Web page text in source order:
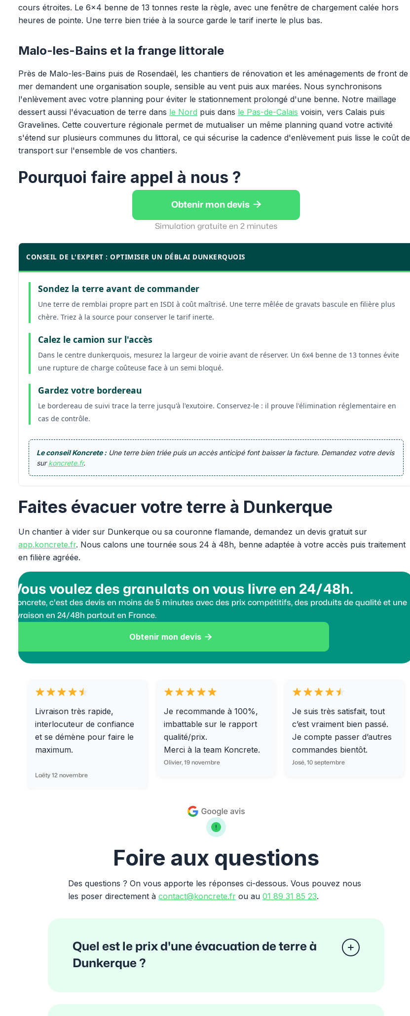
cours étroites. Le 6x4 benne de 13 tonnes reste la règle, avec une fenêtre de chargement calée hors
heures de pointe. Une terre bien triée à la source garde le tarif inerte le plus bas.
Malo-les-Bains et la frange littorale
Près de Malo-les-Bains puis de Rosendaël, les chantiers de rénovation et les aménagements de front de
mer demandent une organisation souple, sensible au vent puis aux marées. Nous synchronisons
l'enlèvement avec votre planning pour éviter le stationnement prolongé d'une benne. Notre maillage
dessert aussi l'évacuation de terre dans le Nord puis dans le Pas-de-Calais voisin, vers Calais puis
Gravelines. Cette couverture régionale permet de mutualiser un même planning quand votre activité
s'étend sur plusieurs communes du littoral, ce qui sécurise la cadence d'enlèvement puis lisse le coût de
transport sur l'ensemble de vos chantiers.
Pourquoi faire appel à nous ?
Obtenir mon devis 
Simulation gratuite en 2 minutes
CONSEIL DE L'EXPERT : OPTIMISER UN DÉBLAI DUNKERQUOIS
Sondez la terre avant de commander
Une terre de remblai propre part en ISDI à coût maîtrisé. Une terre mêlée de gravats bascule en filière plus
chère. Triez à la source pour conserver le tarif inerte.
Calez le camion sur l'accès
Dans le centre dunkerquois, mesurez la largeur de voirie avant de réserver. Un 6x4 benne de 13 tonnes évite
une rupture de charge coûteuse face à un semi bloqué.
Gardez votre bordereau
Le bordereau de suivi trace la terre jusqu'à l'exutoire. Conservez-le : il prouve l'élimination réglementaire en
cas de contrôle.
Le conseil Koncrete : Une terre bien triée puis un accès anticipé font baisser la facture. Demandez votre devis
surkoncrete.fr.
Faites évacuer votre terre à Dunkerque
Un chantier à vider sur Dunkerque ou sa couronne flamande, demandez un devis gratuit sur
app.koncrete.fr. Nous calons une tournée sous 24 à 48h, benne adaptée à votre accès puis traitement
en filière agréée.
Vous voulez des granulats on vous livre en 24/48h.
Koncrete, c'est des devis en moins de 5 minutes avec des prix compétitifs, des produits de qualité et une
livraison en 24/48h partout en France.
Obtenir mon devis 
Livraison très rapide,
interlocuteur de confiance
et se démène pour faire le
maximum.
Laëty 12 novembre
Je recommande à 100%,
imbattable sur le rapport
qualité/prix.
Merci à la team Koncrete.
Olivier, 19 novembre
Je suis très satisfait, tout
c’est vraiment bien passé.
Je compte passer d’autres
commandes bientôt.
José, 10 septembre
Foire aux questions
Des questions ? On vous apporte les réponses ci-dessous. Vous pouvez nous
les poser directement àcontact@koncrete.fr ou au01 89 31 85 23.
Quel est le prix d'une évacuation de terre à
Dunkerque ?